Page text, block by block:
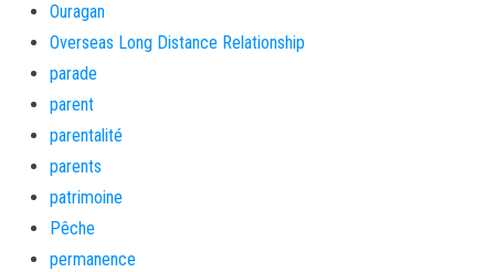
Ouragan
Overseas Long Distance Relationship
parade
parent
parentalité
parents
patrimoine
Pêche
permanence